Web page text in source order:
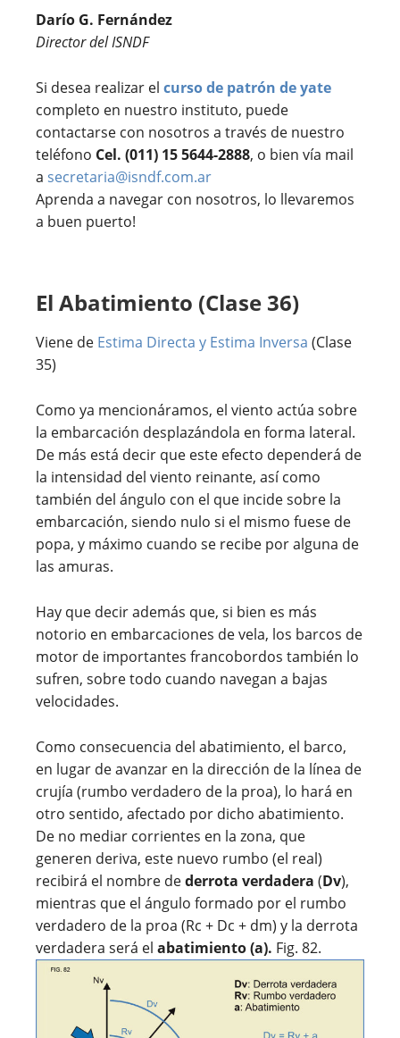
Darío G. Fernández
Director del ISNDF
Si desea realizar el curso de patrón de yate
completo en nuestro instituto, puede
contactarse con nosotros a través de nuestro
teléfono Cel. (011) 15 5644-2888, o bien vía mail
a secretaria@isndf.com.ar
Aprenda a navegar con nosotros, lo llevaremos
a buen puerto!
El Abatimiento (Clase 36)
Viene de Estima Directa y Estima Inversa (Clase
35)
Como ya mencionáramos, el viento actúa sobre
la embarcación desplazándola en forma lateral.
De más está decir que este efecto dependerá de
la intensidad del viento reinante, así como
también del ángulo con el que incide sobre la
embarcación, siendo nulo si el mismo fuese de
popa, y máximo cuando se recibe por alguna de
las amuras.
Hay que decir además que, si bien es más
notorio en embarcaciones de vela, los barcos de
motor de importantes francobordos también lo
sufren, sobre todo cuando navegan a bajas
velocidades.
Como consecuencia del abatimiento, el barco,
en lugar de avanzar en la dirección de la línea de
crujía (rumbo verdadero de la proa), lo hará en
otro sentido, afectado por dicho abatimiento.
De no mediar corrientes en la zona, que
generen deriva, este nuevo rumbo (el real)
recibirá el nombre dederrota verdadera (Dv),
mientras que el ángulo formado por el rumbo
verdadero de la proa (Rc + Dc + dm) y la derrota
verdadera será el abatimiento (a). Fig. 82.